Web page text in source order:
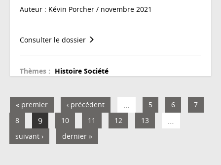
Auteur : Kévin Porcher / novembre 2021
Consulter le dossier
Thèmes : Histoire Société
« premier ‹ précédent … 5 6
7
8
9 10 11 12 13 …
suivant › dernier »